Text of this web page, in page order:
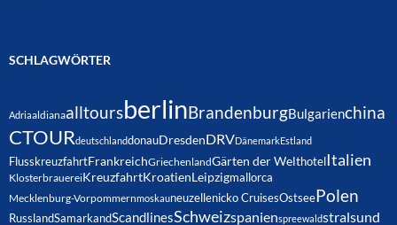
SCHLAGWÖRTER
AdriaaldianaalltoursberlinBrandenburgBulgarienchina
CTOURdeutschlanddonauDresdenDRVDänemarkEstland
FlusskreuzfahrtFrankreichGriechenlandGärten der Welthotel Italien
KlosterbrauereiKreuzfahrtKroatienLeipzigmallorca
Mecklenburg-Vorpommernmoskauneuzellenicko CruisesOstseePolen
RusslandSamarkandScandlinesSchweizspanienspreewaldstralsund